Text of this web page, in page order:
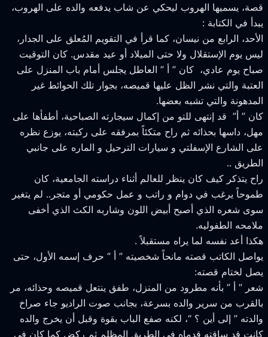
يسميها الهروب ليحكي عن شاب يدفعه والده على الهروب،
في الكتابة :
الرابع من نيسان، كما قرأ في التقويم المُعلق على الجدار،
يوم الإستقلال ولا حتى الميلاد أو عيد مقدس. كان التوقيت
يوم عادي، كان ” أ ” العاطل يجلس أمام باب المنزل على
والتي نشر الظل عليها قميصه، بجوار تلك الحوائط غير
والتي تشبه بعضها.
” أ” قد إنتهى للتو من إكمال سيجارته الصباحية، أطفأها على
داسها بحذائه ثم راح متكئاً بمرفقه على ركبته، يوزع نظره
الشارع الإسفلتي و سيارات الترحيل و الماره على جانبي
..
يتذكر كيف كان ينظر للعالم أثناء دراسته الجامعية، كان
يرغب في دوام و راتب و عمل حكومي أو متجر.. لم يتغير
شعره الذي أصبح أبيض اللون وشاربه الكث الذي أخفى
الطفوليه.
أعد نفسه لما يراه مستقبلاً .
الكاتب قصته مانحاً شخصيته ” أ ” حرف إسمه الأول، حتى
لختام قصته:
” أ ” بأنه مطرود من المنزل، طفق ينتعل قميصه وحذائه، مر
من سرير والده بسرعة، بجانب صوت الراديو جاء صراخ
” إلى أين ؟ “، لكنه صفع الباب بقوة وقبل أن يخرج والده
قد ساقته قدماه في الطريق المظلم ثم ركض كما كان في